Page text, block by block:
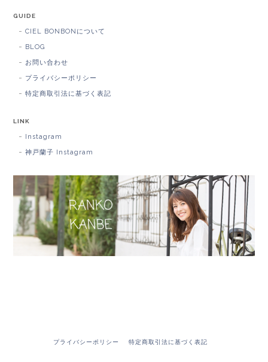
GUIDE
CIEL BONBONについて
BLOG
お問い合わせ
プライバシーポリシー
特定商取引法に基づく表記
LINK
Instagram
神戸蘭子 Instagram
プライバシーポリシー 特定商取引法に基づく表記